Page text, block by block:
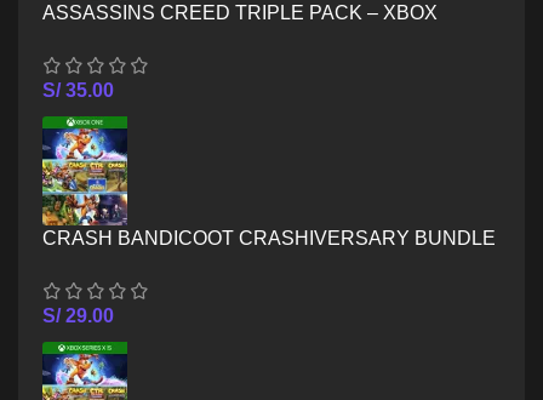
ASSASSINS CREED TRIPLE PACK – XBOX
S/35.00
CRASH BANDICOOT CRASHIVERSARY BUNDLE
S/29.00